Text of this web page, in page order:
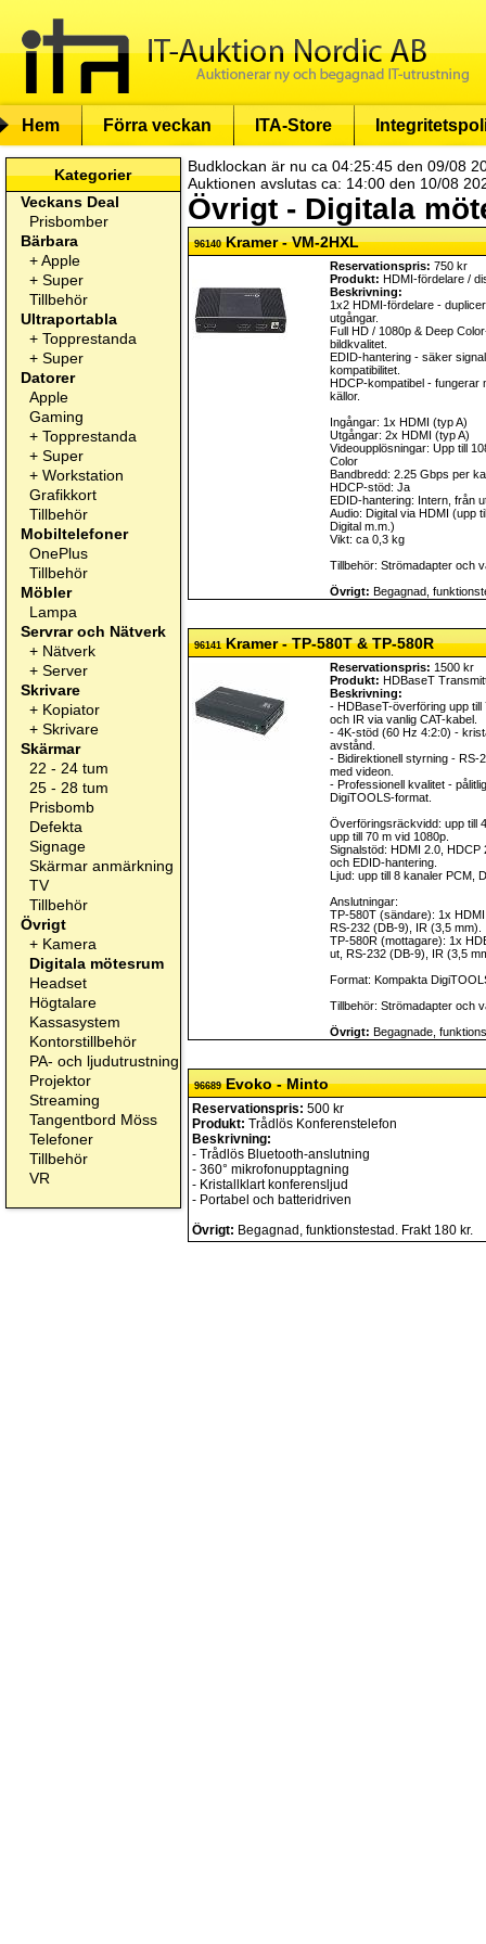
Hem Förra veckan ITA-Store
Kategorier
Veckans Deal
Prisbomber
Bärbara
+Apple
+ Super
Tillbehör
Ultraportabla
+ Topprestanda
+ Super
Datorer
Apple
Gaming
+ Topprestanda
+ Super
+ Workstation
Grafikkort
Tillbehör
Mobiltelefoner
OnePlus
Tillbehör
Möbler
Lampa
Servrar och Nätverk
+ Nätverk
+ Server
Skrivare
+ Kopiator
+ Skrivare
Skärmar
22 - 24 tum
25 - 28 tum
Prisbomb
Defekta
Signage
Skärmar anmärkning
TV
Tillbehör
Övrigt
+ Kamera
Digitala mötesrum
Headset
Högtalare
Kassasystem
Kontorstillbehör
PA- och ljudutrustning
Projektor
Streaming
Tangentbord Möss
Telefoner
Tillbehör
VR
Budklockan är nu ca 04:25:45 den 09/08
Auktionen avslutas ca: 14:00 den 10/08
Övrigt - Digitala
96140Kramer - VM-2HXL
Reservationspris: 750 kr
Produkt: HDMI-fördelare /
Beskrivning:
1x2 HDMI-fördelare -
utgångar.
Full HD / 1080p & Deep
bildkvalitet.
EDID-hantering - säker
kompatibilitet.
HDCP-kompatibel - fungerar
källor.
Ingångar: 1x HDMI (typ A)
Utgångar: 2x HDMI (typ A)
Videoupplösningar: Upp till
Color
Bandbredd: 2.25 Gbps per
HDCP-stöd: Ja
EDID-hantering: Intern, från
Audio: Digital via HDMI (upp
Digital m.m.)
Vikt: ca 0,3 kg
Tillbehör: Strömadapter och
Övrigt: Begagnad,
96141Kramer - TP-580T & TP-580R
Reservationspris: 1500 kr
Produkt: HDBaseT
Beskrivning:
- HDBaseT-överföring upp
och IR via vanlig CAT-kabel.
- 4K-stöd (60 Hz 4:2:0) -
avstånd.
- Bidirektionell styrning - RS-
med videon.
- Professionell kvalitet -
DigiTOOLS-format.
Överföringsräckvidd: upp till
upp till 70 m vid 1080p.
Signalstöd: HDMI 2.0, HDCP
och EDID-hantering.
Ljud: upp till 8 kanaler PCM,
Anslutningar:
TP-580T (sändare): 1x
RS-232 (DB-9), IR (3,5 mm).
TP-580R (mottagare): 1x
ut, RS-232 (DB-9), IR (3,5
Format: Kompakta
Tillbehör: Strömadapter och
Övrigt: Begagnade,
96689Evoko - Minto
Reservationspris: 500 kr
Produkt: Trådlös Konferenstelefon
Beskrivning:
- Trådlös Bluetooth-anslutning
- 360° mikrofonupptagning
- Kristallklart konferensljud
- Portabel och batteridriven
Övrigt: Begagnad, funktionstestad. Frakt 180 kr.